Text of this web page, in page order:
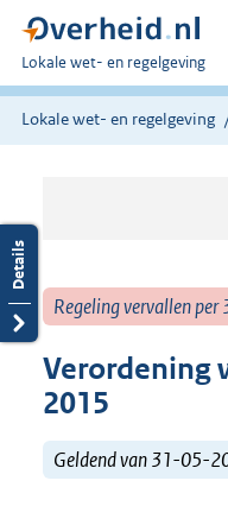
U
bent
hier:
Lokale wet- en regelgeving
Lokale wet- en regelgeving
Regeling vervallen
Verordening
2015
Geldend van 31-05-